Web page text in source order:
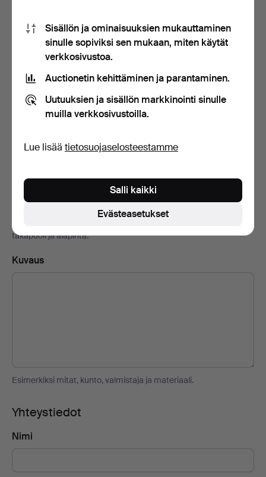
Ilmainen arviointi
Mitä haluat arvioituttaa?
Kuvat tai kuvaus; liitä molemmat, niin arviosta tulee
luotettavampi. Voit täyttää samalle lomakkeelle
useampia esineitä.
Vedä kuvat tähän taivalitse kuvat
takapuoli ja alapinta.
Kuvaus
Esimerkiksi mitat, kunto, valmistaja ja materiaali.
Yhteystiedot
Nimi
Sisällön ja ominaisuuksien mukauttaminen
sinulle sopiviksi sen mukaan, miten käytät
verkkosivustoa.
Auctionetin kehittäminen ja parantaminen.
Uutuuksien ja sisällön markkinointi sinulle
muilla verkkosivustoilla.
Lue lisää tietosuojaselosteestamme
Evästeasetukset
Salli kaikki